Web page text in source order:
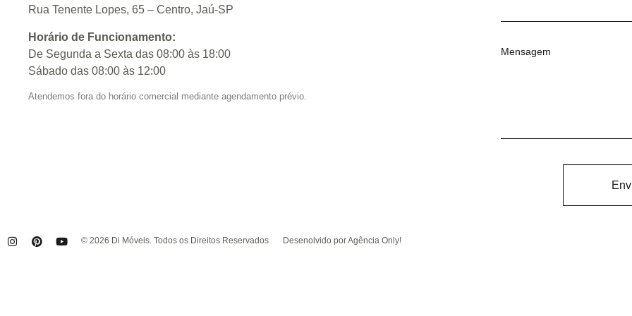
Rua Tenente Lopes, 65 – Centro, Jaú-SP
Horário de Funcionamento:
De Segunda a Sexta das 08:00 às 18:00
Sábado das 08:00 às 12:00
Atendemos fora do horário comercial mediante agendamento prévio.
Mensagem
© 2026 Di Móveis. Todos os Direitos Reservados Desenolvido por Agência Only!